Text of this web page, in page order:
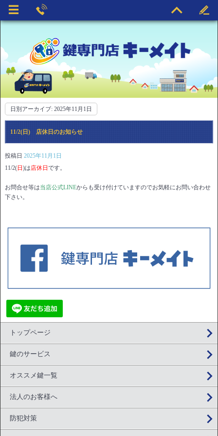
日別アーカイブ: 2025年11月1日
11/2(日) 店休日のお知らせ
投稿日 2025年11月1日
11/2(日)は店休日です。
お問合せ等は当店公式LINEからも受け付けていますのでお気軽にお問い合わせ
下さい。
トップページ
鍵のサービス
オススメ鍵一覧
法人のお客様へ
防犯対策